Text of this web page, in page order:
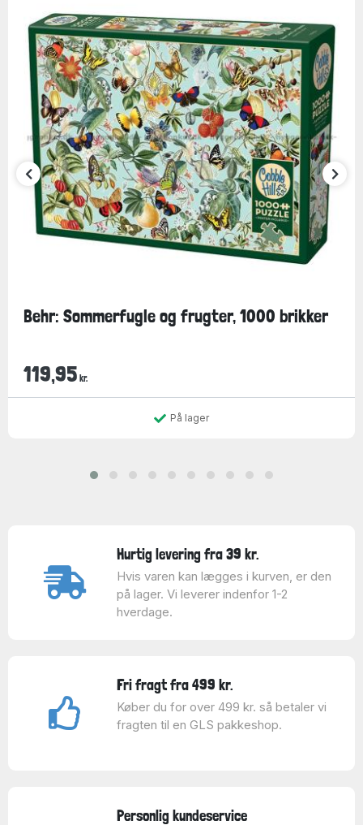
Behr: Sommerfugle og frugter, 1000 brikker
119,95 kr.
På lager
Hurtig levering fra 39 kr.
Hvis varen kan lægges i kurven, er den
på lager. Vi leverer indenfor 1-2
hverdage.
Fri fragt fra 499 kr.
Køber du for over 499 kr. så betaler vi
fragten til en GLS pakkeshop.
Personlig kundeservice